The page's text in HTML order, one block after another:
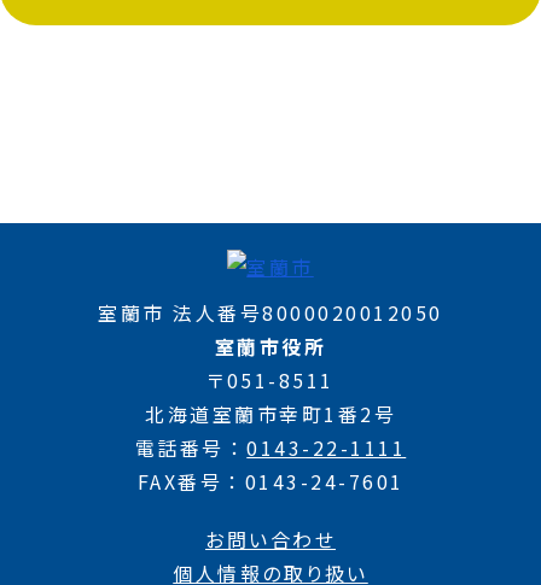
室蘭市 法人番号8000020012050
室蘭市役所
〒051-8511
北海道室蘭市幸町1番2号
電話番号
0143-22-1111
FAX番号
0143-24-7601
お問い合わせ
個人情報の取り扱い